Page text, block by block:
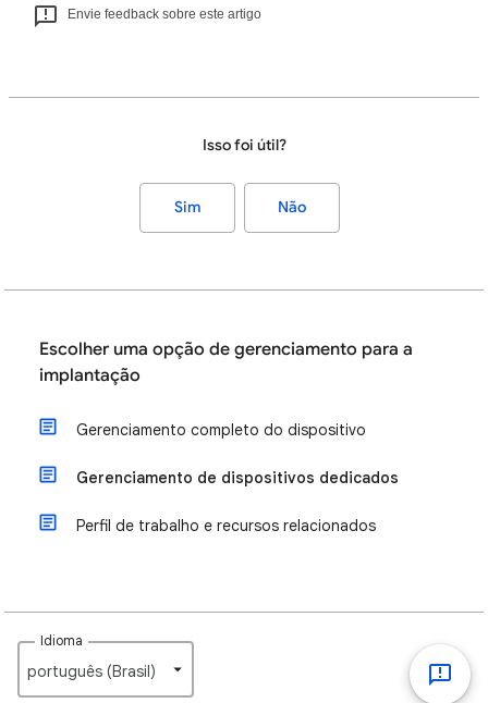
Envie feedback sobre este artigo
Isso foi útil?
Sim Não
Escolher uma opção de gerenciamento para a
implantação
Gerenciamento completo do dispositivo
Gerenciamento de dispositivos dedicados
Perfil de trabalho e recursos relacionados
Idioma
português (Brasil)‎